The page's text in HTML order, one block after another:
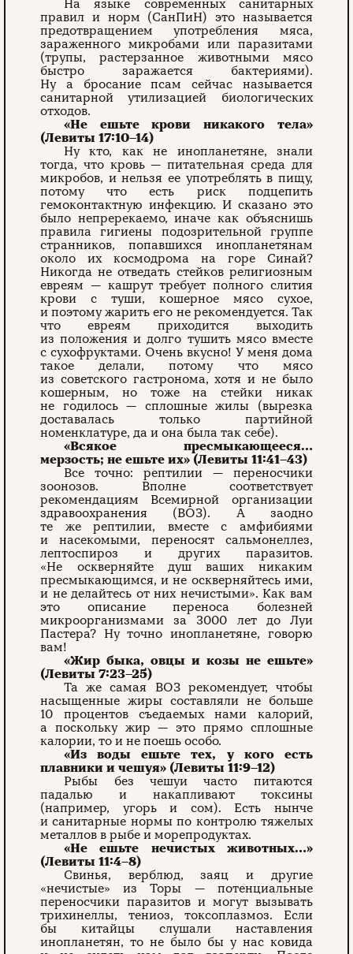
На языке современных санитарных
правил и норм (СанПиН) это называется
предотвращением употребления мяса,
зараженного микробами или паразитами
(трупы, растерзанное животными мясо
быстро заражается бактериями).
Ну а бросание псам сейчас называется
санитарной утилизацией биологических
отходов.
«Не ешьте крови никакого тела»
(Левиты 17:10–14)
Ну кто, как не инопланетяне, знали
тогда, что кровь — питательная среда для
микробов, и нельзя ее употреблять в пищу,
потому что есть риск подцепить
гемоконтактную инфекцию. И сказано это
было непререкаемо, иначе как объяс­нишь
правила гигиены подозрительной группе
странников, попавшихся инопланетянам
около их космодрома на горе Синай?
Никогда не отведать стейков религиозным
евреям — кашрут тре­бует полного слития
крови с туши, кошерное мясо сухое,
и поэтому жарить его не реко­мендуется. Так
что евреям приходится выходить
из положения и долго тушить мясо вместе
с сухофруктами. Очень вкусно! У меня дома
такое делали, потому что мясо
из советского гастронома, хотя и не было
кошерным, но тоже на стейки никак
не годилось — сплошные жилы (вырезка
доставалась только партийной
номенклатуре, да и она была так себе).
«Всякое пресмыкающееся…
мерзость; не ешьте их» (Левиты 11:41–43)
Все точно: рептилии — переносчики
зоонозов. Вполне соответствует
рекомендациям Всемирной организации
здравоохранения (ВОЗ). А заодно
те же рептилии, вместе с амфибиями
и насекомыми, переносят сальмонеллез,
лептоспироз и других паразитов.
«Не оскверняйте душ ваших никаким
пресмыкающимся, и не оскверняйтесь ими,
и не делайтесь от них нечистыми». Как вам
это описание переноса болезней
микроорганиз­мами за 3000 лет до Луи
Пастера? Ну точно инопланетяне, говорю
вам!
«Жир быка, овцы и козы не ешьте»
(Левиты 7:23–25)
Та же самая ВОЗ рекомендует, чтобы
насыщенные жиры составляли не больше
10 процентов съедаемых нами калорий,
а поскольку жир — это прямо сплошные
калории, то и не поешь особо.
«Из воды ешьте тех, у кого есть
плавники и чешуя» (Левиты 11:9–12)
Рыбы без чешуи часто питаются
падалью и накапливают токсины
(например, угорь и сом). Есть нынче
и санитарные нормы по контролю тяжелых
металлов в рыбе и морепродуктах.
«Не ешьте нечистых животных…»
(Левиты 11:4–8)
Свинья, верблюд, заяц и другие
«нечистые» из Торы — потенциальные
переносчики паразитов и могут вызывать
трихинеллы, тениоз, токсоплазмоз. Если
бы китайцы слушали наставления
инопланетян, то не было бы у нас ковида